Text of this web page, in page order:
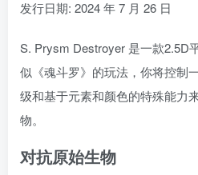
发行日期: 2024 年 7 月 26 日
S. Prysm Destroyer 是一款2.5D
似《魂斗罗》的玩法，你将控制
级和基于元素和颜色的特殊能力
物。
对抗原始生物